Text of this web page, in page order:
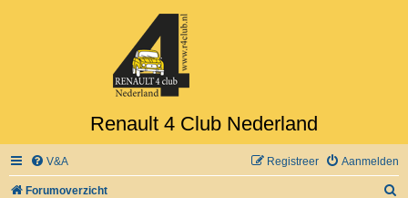
Renault 4 Club Nederland
V&A Aanmelden
Registreer
Forumoverzicht